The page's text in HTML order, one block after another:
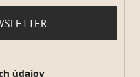
údajov